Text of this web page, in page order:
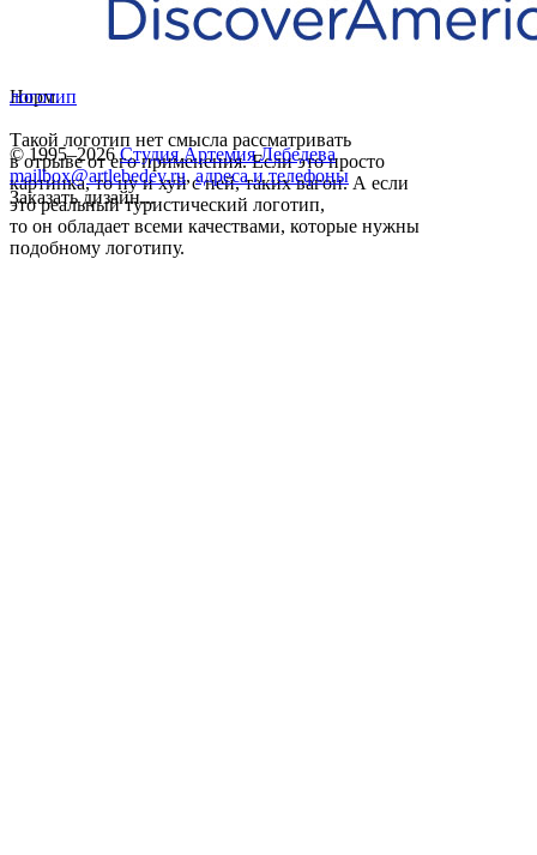
Норм.
Такой логотип нет смысла рассматривать
в отрыве от его применения. Если это просто
картинка, то ну и хуй с ней, таких вагон. А если
это реальный туристический логотип,
то он обладает всеми качествами, которые нужны
подобному логотипу.
логотип
© 1995–2026 Студия Артемия Лебедева
mailbox@artlebedev.ru, адреса и телефоны
Заказать дизайн...